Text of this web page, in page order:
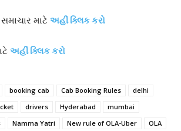
માટે અહીં ક્લિક કરો
અહીં ક્લિક કરો
booking cab Cab Booking Rules
delhi
drivers Hyderabad
mumbai
Namma Yatri New rule of OLA-Uber
OLA